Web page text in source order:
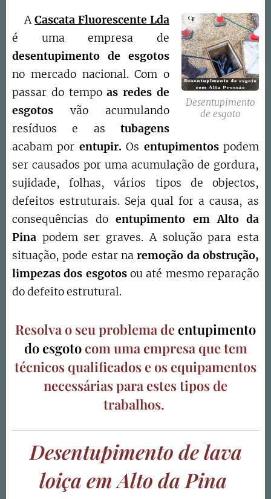
Desentupimento
de esgoto
ACascata Fluorescente Lda
é uma empresa de
desentupimento de esgotos
no mercado nacional. Com o
passar do tempoas redes de
esgotos vão acumulando
resíduos e astubagens
acabam por entupir. Os entupimentospodem
ser causados por uma acumulação de gordura,
sujidade, folhas, vários tipos de objectos,
defeitos estruturais. Seja qual for a causa, as
consequências doentupimento em Alto da
Pina podem ser graves. A solução para esta
situação, pode estar naremoção da obstrução,
limpezas dos esgotos ou até mesmo reparação
do defeito estrutural.
Resolva o seu problema deentupimento
do esgotocom uma empresa que tem
técnicos qualificados e os equipamentos
necessárias para estes tipos de
trabalhos.
Desentupimento de lava
loiça em Alto da Pina